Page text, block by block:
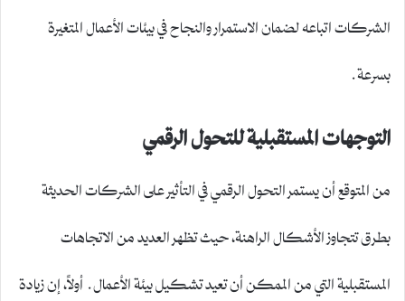
الشركات اتباعه لضمان الاستمرار والنجاح في بيئات الأعمال المتغيرة
بسرعة.
التوجهات المستقبلية للتحول الرقمي
من المتوقع أن يستمر التحول الرقمي في التأثير على الشركات الحديثة
بطرق تتجاوز الأشكال الراهنة، حيث تظهر العديد من الاتجاهات
المستقبلية التي من الممكن أن تعيد تشكيل بيئة الأعمال. أولاً، إن زيادة